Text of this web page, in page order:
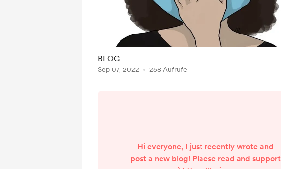
BLOG
Sep 07, 2022 258 Aufrufe
Hi everyone, I just recently wrote and
post a new blog! Plaese read and support